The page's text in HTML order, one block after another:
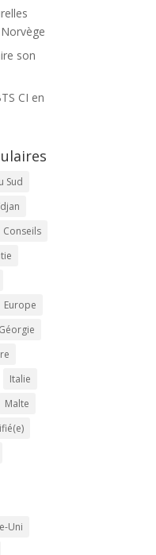
son
CI en
Sud
Conseils
Europe
Géorgie
Italie
Malte
Uni